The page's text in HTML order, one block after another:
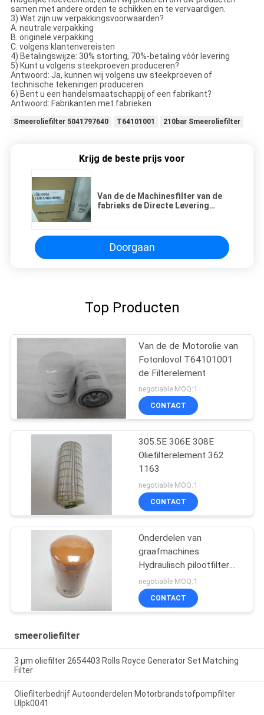
samen met andere orden te schikken en te vervaardigen.
3) Wat zijn uw verpakkingsvoorwaarden?
A. neutrale verpakking
B. originele verpakking
C. volgens klantenvereisten
4) Betalingswijze: 30% storting, 70%-betaling vóór levering
5) Kunt u volgens steekproeven produceren?
Antwoord: Ja, kunnen wij volgens uw steekproeven of
technische tekeningen produceren.
6) Bent u een handelsmaatschappij of een fabrikant?
Antwoord: Fabrikanten met fabrieken
Smeeroliefilter 5041797640 T64101001 210bar Smeeroliefilter
Krijg de beste prijs voor
Van de de Machinesfilter van de
fabrieks de Directe Levering
Doorgaan
Top Producten
Van de de Motorolie van
Fotonlovol T64101001
de Filterelement
negotiable MOQ:1
CONTACT
305.5E 306E 308E
Oliefilterelement 362
1163
negotiable MOQ:1
CONTACT
Onderdelen van
graafmachines
Hydraulisch pilootfilter
093-7521
negotiable MOQ:1
CONTACT
smeeroliefilter
3 μm oliefilter 2654403 Rolls Royce Generator Set Matching
Filter
Oliefilterbedrijf Autoonderdelen Motorbrandstofpompfilter
Ulpk0041